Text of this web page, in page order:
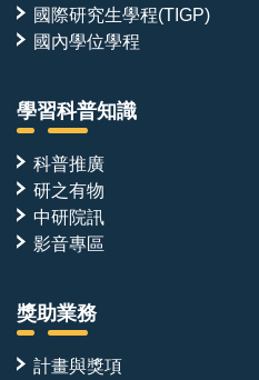
國際研究生學程(TIGP)
國內學位學程
學習科普知識
科普推廣
研之有物
中研院訊
影音專區
獎助業務
計畫與獎項